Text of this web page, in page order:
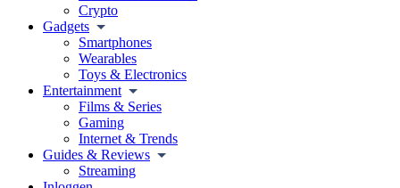
Crypto
Gadgets
Smartphones
Wearables
Toys & Electronics
Entertainment
Films & Series
Gaming
Internet & Trends
Guides & Reviews
Streaming